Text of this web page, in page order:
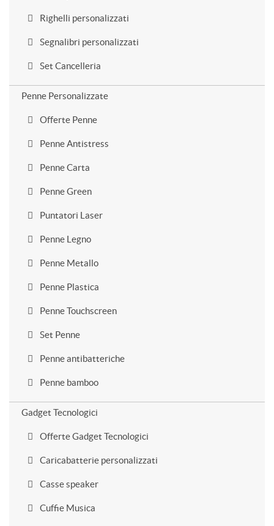
Righelli personalizzati
Segnalibri personalizzati
Set Cancelleria
Penne Personalizzate
Offerte Penne
Penne Antistress
Penne Carta
Penne Green
Puntatori Laser
Penne Legno
Penne Metallo
Penne Plastica
Penne Touchscreen
Set Penne
Penne antibatteriche
Penne bamboo
Gadget Tecnologici
Offerte Gadget Tecnologici
Caricabatterie personalizzati
Casse speaker
Cuffie Musica